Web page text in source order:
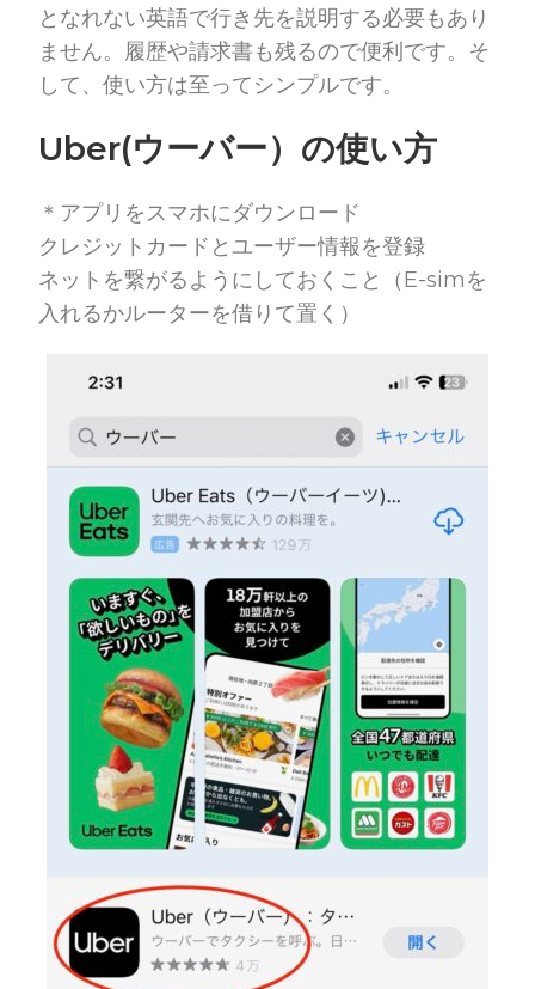
となれない英語で行き先を説明する必要もあり
ません。履歴や請求書も残るので便利です。そ
して、使い方は至ってシンプルです。
Uber(ウーバー）の使い方
＊アプリをスマホにダウンロード
クレジットカードとユーザー情報を登録
ネットを繋がるようにしておくこと（E-simを
入れるかルーターを借りて置く）